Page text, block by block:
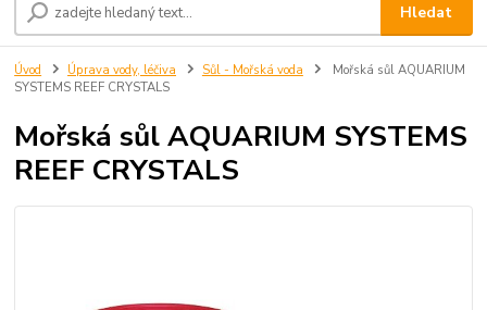
Hledat
Úvod Úprava vody, léčiva Sůl - Mořská voda
Mořská sůl AQUARIUM
SYSTEMS REEF CRYSTALS
Mořská sůl AQUARIUM SYSTEMS
REEF CRYSTALS